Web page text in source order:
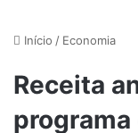
Início / Economia
Receita
programa